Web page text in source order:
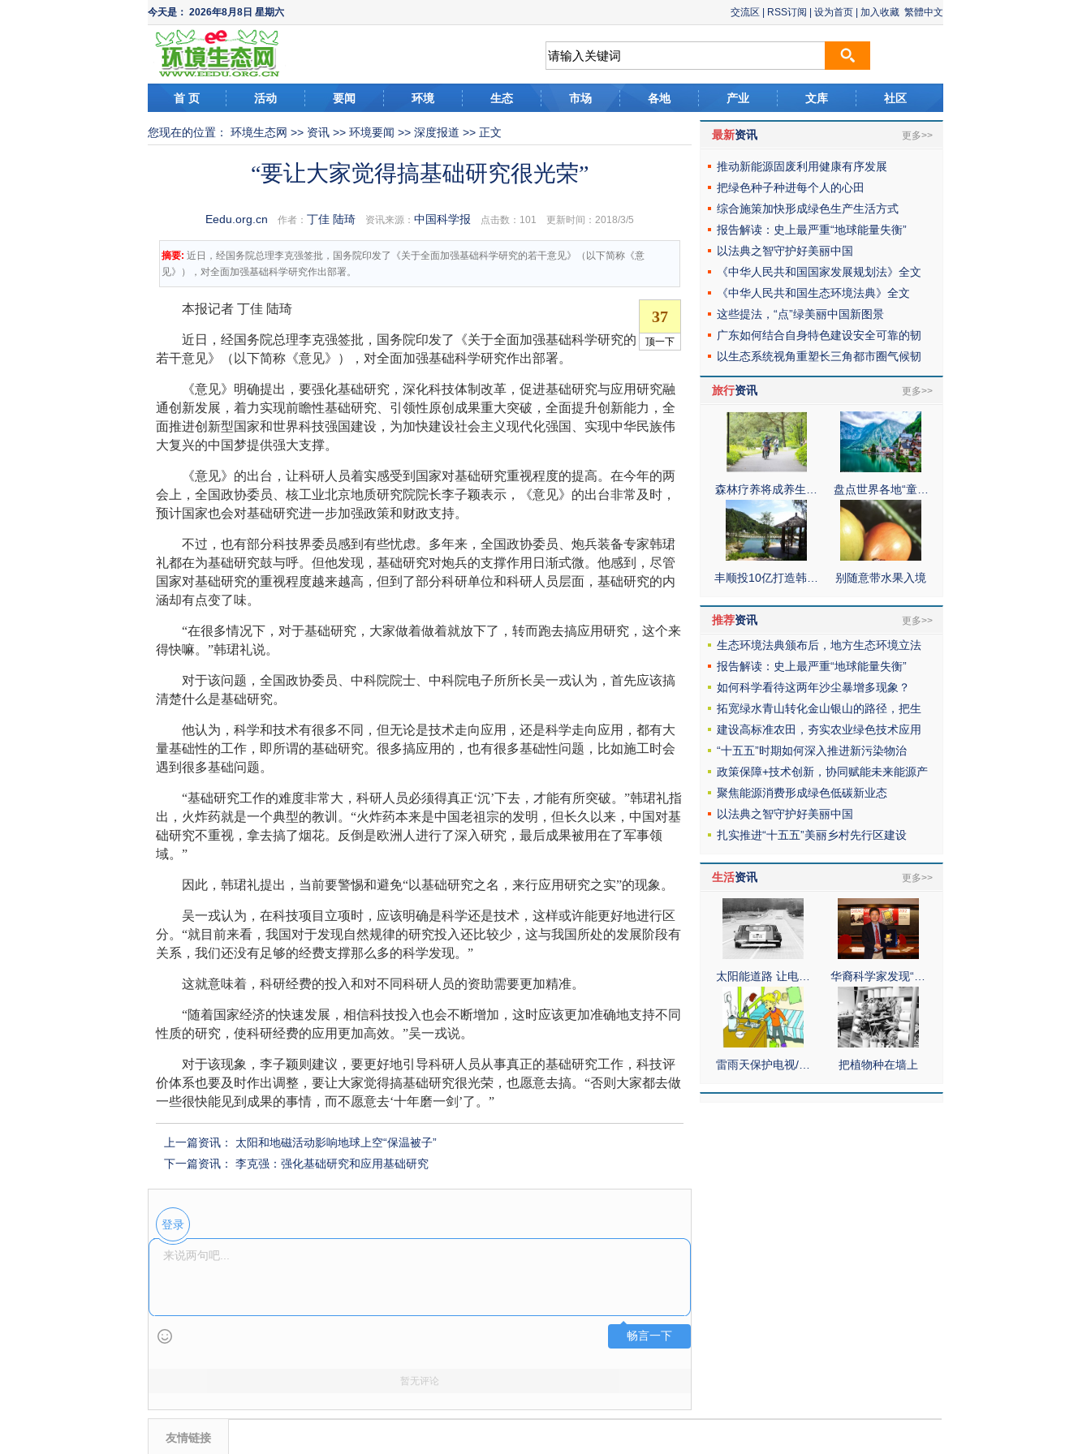
今天是： 2026年8月8日 星期六 交流区 RSS订阅 设为首页 加入收藏 繁體中文
首 页 活动 要闻 环境 生态 市场 各地 产业 文库 社区
您现在的位置： 环境生态网 >> 资讯 >> 环境要闻 >> 深度报道 >> 正文
“要让大家觉得搞基础研究很光荣”
Eedu.org.cn 作者： 丁佳 陆琦资讯来源： 中国科学报 点击数： 101 更新时间：2018/3/5
摘要: 近日，经国务院总理李克强签批，国务院印发了《关于全面加强基础科学研究的若干意见》（以下简称《意
见》），对全面加强基础科学研究作出部署。
本报记者 丁佳 陆琦
近日，经国务院总理李克强签批，国务院印发了《关于全面加强基础科学研究的
若干意见》（以下简称《意见》），对全面加强基础科学研究作出部署。
《意见》明确提出，要强化基础研究，深化科技体制改革，促进基础研究与应用研究融
通创新发展，着力实现前瞻性基础研究、引领性原创成果重大突破，全面提升创新能力，全
面推进创新型国家和世界科技强国建设，为加快建设社会主义现代化强国、实现中华民族伟
大复兴的中国梦提供强大支撑。
《意见》的出台，让科研人员着实感受到国家对基础研究重视程度的提高。在今年的两
会上，全国政协委员、核工业北京地质研究院院长李子颖表示，《意见》的出台非常及时，
预计国家也会对基础研究进一步加强政策和财政支持。
不过，也有部分科技界委员感到有些忧虑。多年来，全国政协委员、炮兵装备专家韩珺
礼都在为基础研究鼓与呼。但他发现，基础研究对炮兵的支撑作用日渐式微。他感到，尽管
国家对基础研究的重视程度越来越高，但到了部分科研单位和科研人员层面，基础研究的内
涵却有点变了味。
“在很多情况下，对于基础研究，大家做着做着就放下了，转而跑去搞应用研究，这个来
得快嘛。”韩珺礼说。
对于该问题，全国政协委员、中科院院士、中科院电子所所长吴一戎认为，首先应该搞
清楚什么是基础研究。
他认为，科学和技术有很多不同，但无论是技术走向应用，还是科学走向应用，都有大
量基础性的工作，即所谓的基础研究。很多搞应用的，也有很多基础性问题，比如施工时会
遇到很多基础问题。
“基础研究工作的难度非常大，科研人员必须得真正‘沉’下去，才能有所突破。”韩珺礼指
出，火炸药就是一个典型的教训。“火炸药本来是中国老祖宗的发明，但长久以来，中国对基
础研究不重视，拿去搞了烟花。反倒是欧洲人进行了深入研究，最后成果被用在了军事领
域。”
因此，韩珺礼提出，当前要警惕和避免“以基础研究之名，来行应用研究之实”的现象。
吴一戎认为，在科技项目立项时，应该明确是科学还是技术，这样或许能更好地进行区
分。“就目前来看，我国对于发现自然规律的研究投入还比较少，这与我国所处的发展阶段有
关系，我们还没有足够的经费支撑那么多的科学发现。”
这就意味着，科研经费的投入和对不同科研人员的资助需要更加精准。
“随着国家经济的快速发展，相信科技投入也会不断增加，这时应该更加准确地支持不同
性质的研究，使科研经费的应用更加高效。”吴一戎说。
对于该现象，李子颖则建议，要更好地引导科研人员从事真正的基础研究工作，科技评
价体系也要及时作出调整，要让大家觉得搞基础研究很光荣，也愿意去搞。“否则大家都去做
一些很快能见到成果的事情，而不愿意去‘十年磨一剑’了。”
上一篇资讯： 太阳和地磁活动影响地球上空“保温被子”
下一篇资讯：李克强：强化基础研究和应用基础研究
登录
畅言一下
暂无评论
最新资讯 更多>>
推动新能源固废利用健康有序发展
把绿色种子种进每个人的心田
综合施策加快形成绿色生产生活方式
报告解读：史上最严重“地球能量失衡”
以法典之智守护好美丽中国
《中华人民共和国国家发展规划法》全文
《中华人民共和国生态环境法典》全文
这些提法，“点”绿美丽中国新图景
广东如何结合自身特色建设安全可靠的韧
以生态系统视角重塑长三角都市圈气候韧
旅行资讯 更多>>
森林疗养将成养生… 盘点世界各地“童…
丰顺投10亿打造韩… 别随意带水果入境
推荐资讯 更多>>
生态环境法典颁布后，地方生态环境立法
报告解读：史上最严重“地球能量失衡”
如何科学看待这两年沙尘暴增多现象？
拓宽绿水青山转化金山银山的路径，把生
建设高标准农田，夯实农业绿色技术应用
“十五五”时期如何深入推进新污染物治
政策保障+技术创新，协同赋能未来能源产
聚焦能源消费形成绿色低碳新业态
以法典之智守护好美丽中国
扎实推进“十五五”美丽乡村先行区建设
生活资讯 更多>>
太阳能道路 让电… 华裔科学家发现“…
雷雨天保护电视/… 把植物种在墙上
友情链接